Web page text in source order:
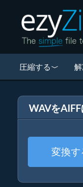
圧縮する
WAVを
変換す